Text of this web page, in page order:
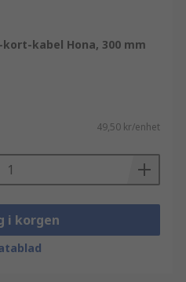
kabel Hona, 300 mm
49,50 kr/enhet
i korgen